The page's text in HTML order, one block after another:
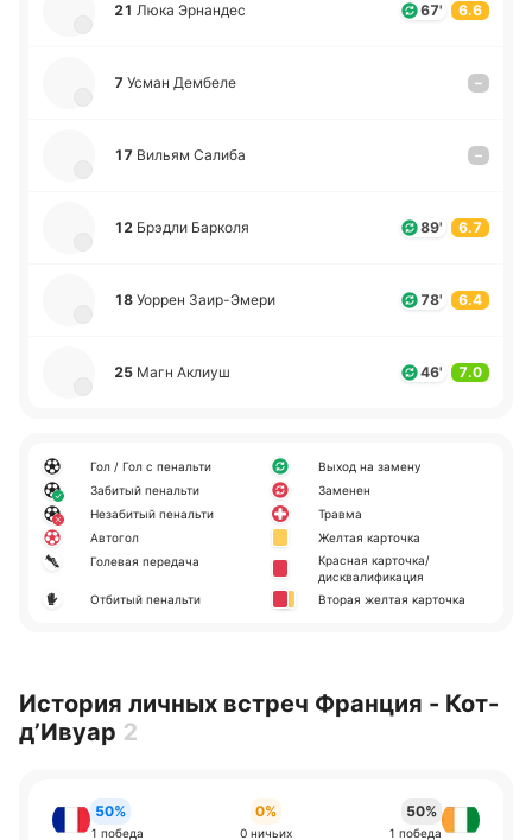
21 Люка Эрна­ндес 67' 6.6
7 Усман Де­мбе­ле –
17 Вильям Салиба –
12 Брэдли Ба­рко­ля 89' 6.7
18 Уоррен Заи­р-Э­ме­ри 78' 6.4
25 Магн Аклиуш 46' 7.0
Гол / Гол с пенальти
Забитый пенальти
Незабитый пенальти
Автогол
Голевая передача
Отбитый пенальти
Выход на замену
Заменен
Травма
Желтая карточка
Красная карточка/
дисквалификация
Вторая желтая карточка
История личных встреч Франция - Кот-
д’Ивуар 2
50%
1 победа
0%
0 ничьих
50%
1 победа